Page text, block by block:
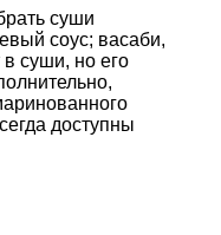
суши
соус; васаби,
в суши, но его
доступны